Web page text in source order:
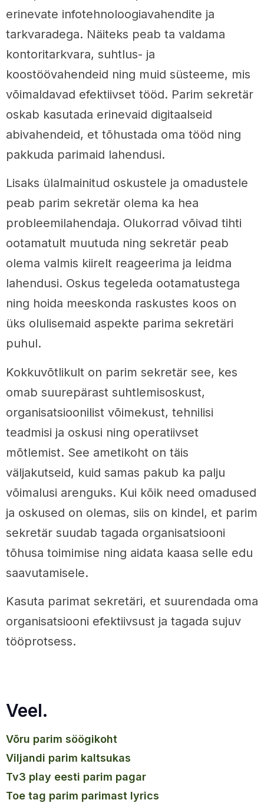
erinevate infotehnoloogiavahendite ja
tarkvaradega. Näiteks peab ta valdama
kontoritarkvara, suhtlus- ja
koostöövahendeid ning muid süsteeme, mis
võimaldavad efektiivset tööd. Parim sekretär
oskab kasutada erinevaid digitaalseid
abivahendeid, et tõhustada oma tööd ning
pakkuda parimaid lahendusi.
Lisaks ülalmainitud oskustele ja omadustele
peab parim sekretär olema ka hea
probleemilahendaja. Olukorrad võivad tihti
ootamatult muutuda ning sekretär peab
olema valmis kiirelt reageerima ja leidma
lahendusi. Oskus tegeleda ootamatustega
ning hoida meeskonda raskustes koos on
üks olulisemaid aspekte parima sekretäri
puhul.
Kokkuvõtlikult on parim sekretär see, kes
omab suurepärast suhtlemisoskust,
organisatsioonilist võimekust, tehnilisi
teadmisi ja oskusi ning operatiivset
mõtlemist. See ametikoht on täis
väljakutseid, kuid samas pakub ka palju
võimalusi arenguks. Kui kõik need omadused
ja oskused on olemas, siis on kindel, et parim
sekretär suudab tagada organisatsiooni
tõhusa toimimise ning aidata kaasa selle edu
saavutamisele.
Kasuta parimat sekretäri, et suurendada oma
organisatsiooni efektiivsust ja tagada sujuv
tööprotsess.
Veel.
võru parim söögikoht
viljandi parim kaltsukas
tv3 play eesti parim pagar
toe tag parim parimast lyrics